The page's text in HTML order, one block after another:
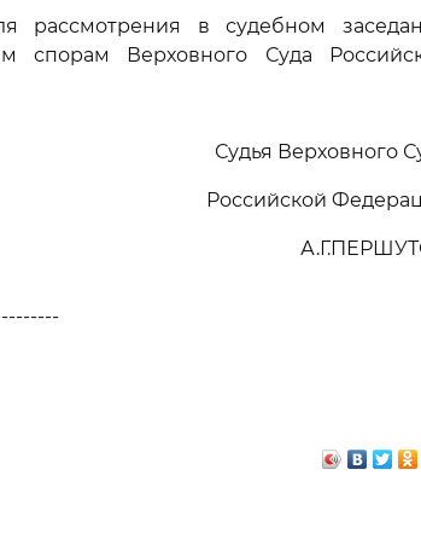
рассмотрения в судебном
спорам Верховного Суда
Судья Верховного
Российской